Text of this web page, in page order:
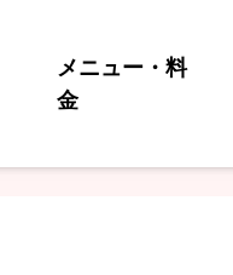
メニュー・料
金